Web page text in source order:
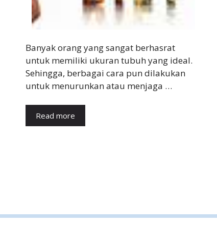
Banyak orang yang sangat berhasrat
untuk memiliki ukuran tubuh yang ideal.
Sehingga, berbagai cara pun dilakukan
untuk menurunkan atau menjaga …
Read more